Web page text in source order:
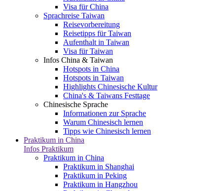
Visa für China
Sprachreise Taiwan
Reisevorbereitung
Reisetipps für Taiwan
Aufenthalt in Taiwan
Visa für Taiwan
Infos China & Taiwan
Hotspots in China
Hotspots in Taiwan
Highlights Chinesische Kultur
China's & Taiwans Festtage
Chinesische Sprache
Informationen zur Sprache
Warum Chinesisch lernen
Tipps wie Chinesisch lernen
Praktikum in China
Infos Praktikum
Praktikum in China
Praktikum in Shanghai
Praktikum in Peking
Praktikum in Hangzhou